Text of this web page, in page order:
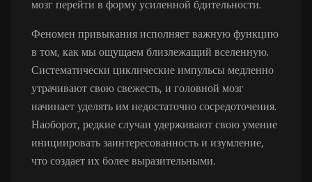
мозг перейти в форму усиленной бдительности.
Феномен привыкания исполняет важную функцию
в том, как мы ощущаем близлежащий вселенную.
Систематически циклические импульсы медленно
утрачивают свою свежесть, и головной мозг
начинает уделять им недостаточно сосредоточения.
Наоборот, редкие случаи удерживают свою умение
инициировать заинтересованность и изумление,
что создает их более выразительными.